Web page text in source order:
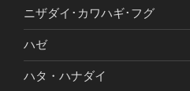
ニザダイ･カワハギ･フグ
ハゼ
ハタ・ハナダイ